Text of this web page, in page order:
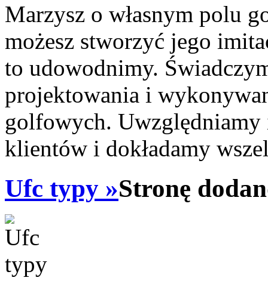
Marzysz o własnym polu
możesz stworzyć jego
to udowodnimy.
projektowania i
golfowych.
klientów i dokładamy
Ufc typy »Stronę